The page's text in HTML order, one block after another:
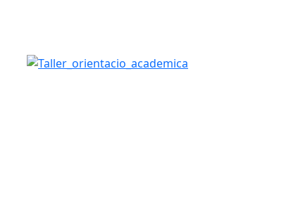
Taller_orientacio_academica